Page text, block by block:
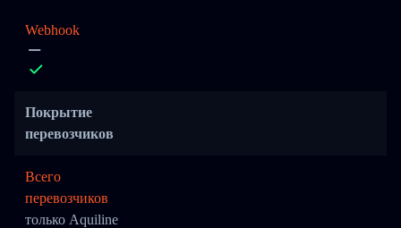
Webhook
Покрытие
перевозчиков
Всего
перевозчиков
только Aquiline